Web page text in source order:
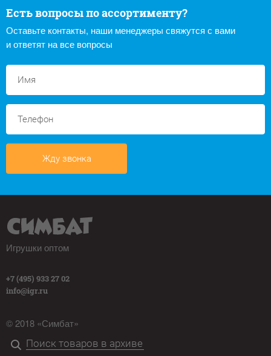
Есть вопросы по ассортименту?
Оставьте контакты, наши менеджеры свяжутся с вами
и ответят на все вопросы
Жду звонка
Игрушки оптом
+7 (495) 933 27 02
info@igr.ru
© 2018 «Симбат»